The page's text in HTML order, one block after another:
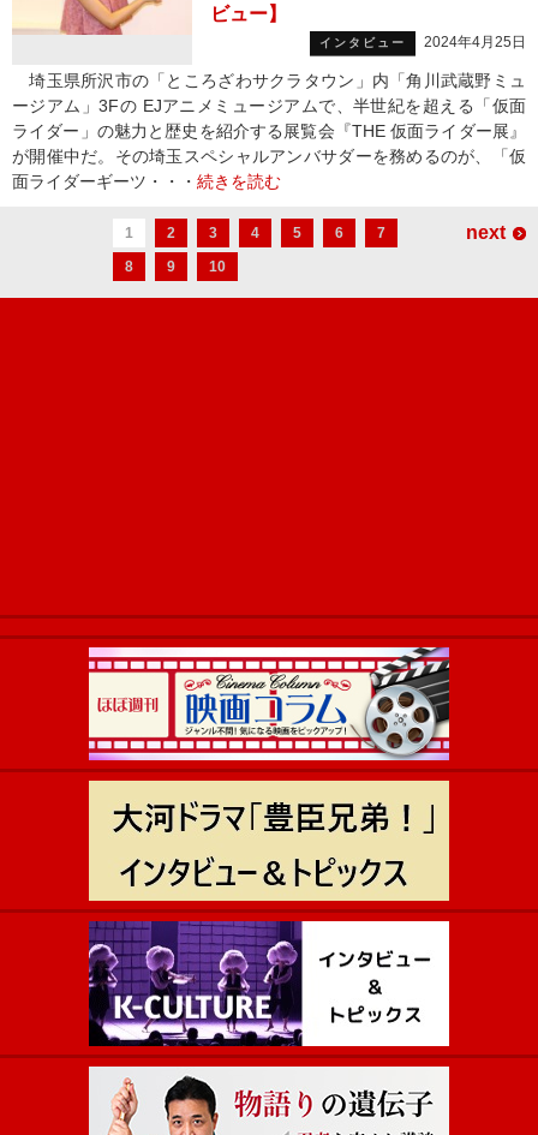
ビュー】
インタビュー 2024年4月25日
埼玉県所沢市の「ところざわサクラタウン」内「角川武蔵野ミュ
ージアム」3Fの EJアニメミュージアムで、半世紀を超える「仮面
ライダー」の魅力と歴史を紹介する展覧会『THE 仮面ライダー展』
が開催中だ。その埼玉スペシャルアンバサダーを務めるのが、「仮
面ライダーギーツ・・・ 続きを読む
1 2 3 4 5 6
7
8
9 10
next